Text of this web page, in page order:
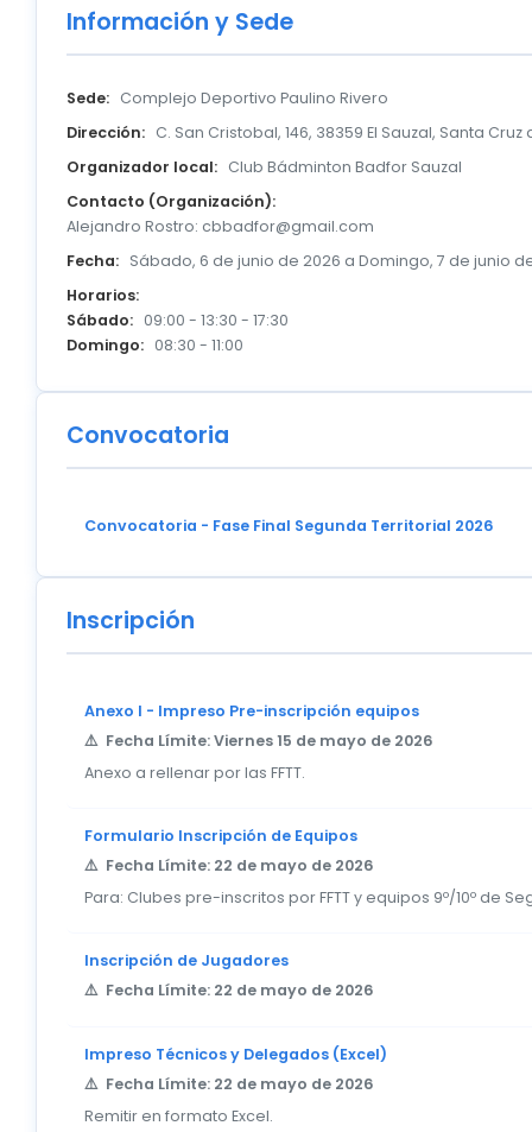
Información y Sede
Sede: Complejo Deportivo Paulino Rivero
Dirección: C. San Cristobal, 146, 38359 El Sauzal, Santa
Organizador local: Club Bádminton Badfor Sauzal
Contacto (Organización):
Alejandro Rostro: cbbadfor@gmail.com
Fecha: Sábado, 6 de junio de 2026 a Domingo, 7 de junio
Horarios:
Sábado: 09:00 - 13:30 - 17:30
Domingo: 08:30 - 11:00
Convocatoria
Convocatoria - Fase Final Segunda Territorial 2026
Inscripción
Anexo I - Impreso Pre-inscripción equipos
Fecha Límite: Viernes 15 de mayo de 2026
Anexo a rellenar por las FFTT.
Formulario Inscripción de Equipos
Fecha Límite: 22 de mayo de 2026
Para: Clubes pre-inscritos por FFTT y equipos 9º/10º de
Inscripción de Jugadores
Fecha Límite: 22 de mayo de 2026
Impreso Técnicos y Delegados (Excel)
Fecha Límite: 22 de mayo de 2026
Remitir en formato Excel.